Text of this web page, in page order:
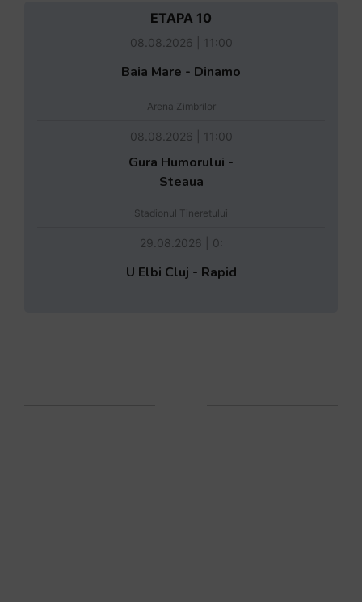
ETAPA 10
08.08.2026 | 11:00
Baia Mare - Dinamo
Arena Zimbrilor
08.08.2026 | 11:00
Gura Humorului -
Steaua
Stadionul Tineretului
29.08.2026 | 0:
U Elbi Cluj - Rapid